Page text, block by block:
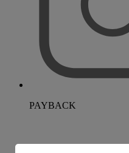
PAYBACK